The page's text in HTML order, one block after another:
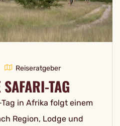
Reiseratgeber
TAG
in Afrika folgt einem
Region, Lodge und